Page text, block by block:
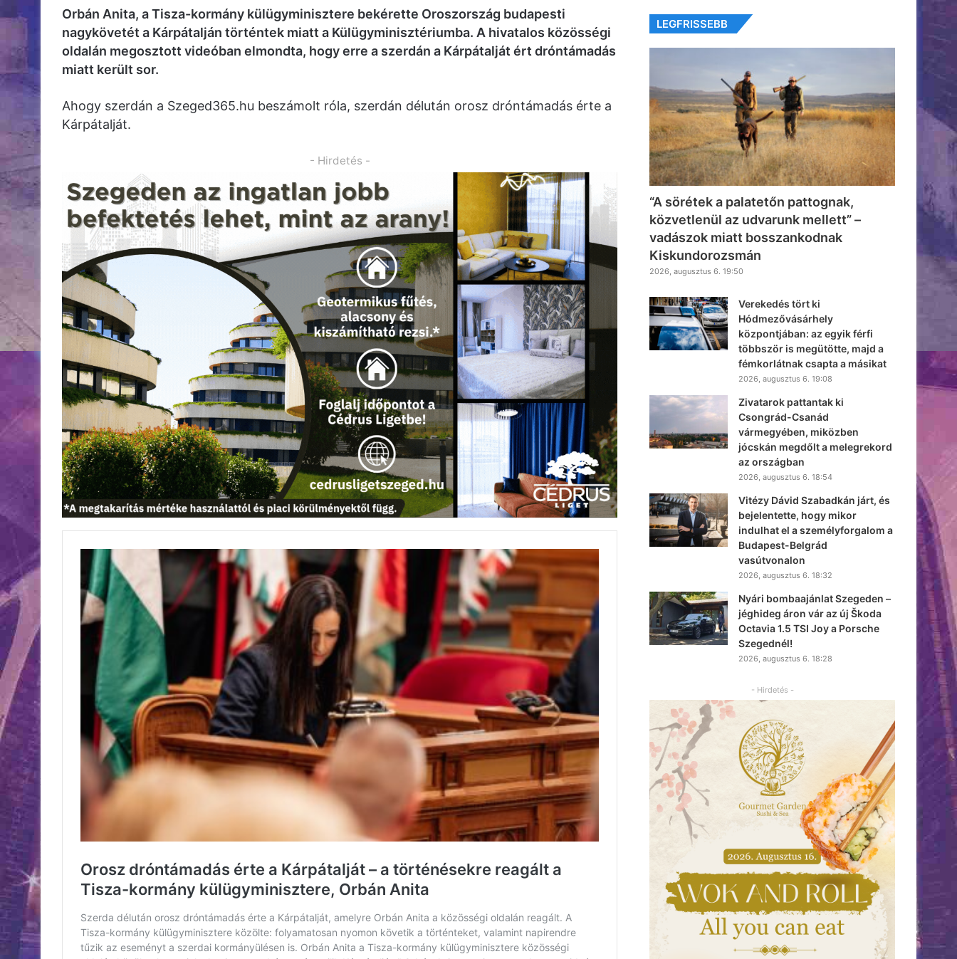
Orbán Anita, a Tisza-kormány külügyminisztere bekérette Oroszország budapesti
nagykövetét a Kárpátalján történtek miatt a Külügyminisztériumba. A hivatalos közösségi
oldalán megosztott videóban elmondta, hogy erre a szerdán a Kárpátalját ért dróntámadás
miatt került sor.
Ahogy szerdán a Szeged365.hu beszámolt róla, szerdán délután orosz dróntámadás érte a
Kárpátalját.
- Hirdetés -
LEGFRISSEBB
“A sörétek a palatetőn pattognak,
közvetlenül az udvarunk mellett” –
vadászok miatt bosszankodnak
Kiskundorozsmán
2026, augusztus 6. 19:50
Verekedés tört ki
Hódmezővásárhely
központjában: az egyik férfi
többször is megütötte, majd a
fémkorlátnak csapta a másikat
2026, augusztus 6. 19:08
Zivatarok pattantak ki
Csongrád-Csanád
vármegyében, miközben
jócskán megdőlt a melegrekord
az országban
2026, augusztus 6. 18:54
Vitézy Dávid Szabadkán járt, és
bejelentette, hogy mikor
indulhat el a személyforgalom a
Budapest-Belgrád
vasútvonalon
2026, augusztus 6. 18:32
Nyári bombaajánlat Szegeden –
jéghideg áron vár az új Škoda
Octavia 1.5 TSI Joy a Porsche
Szegednél!
2026, augusztus 6. 18:28
- Hirdetés -